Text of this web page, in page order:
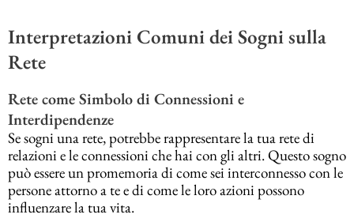
Interpretazioni Comuni dei Sogni sulla
Rete
Rete come Simbolo di Connessioni e
Interdipendenze
Se sogni una rete, potrebbe rappresentare la tua rete di
relazioni e le connessioni che hai con gli altri. Questo sogno
può essere un promemoria di come sei interconnesso con le
persone attorno a te e di come le loro azioni possono
influenzare la tua vita.